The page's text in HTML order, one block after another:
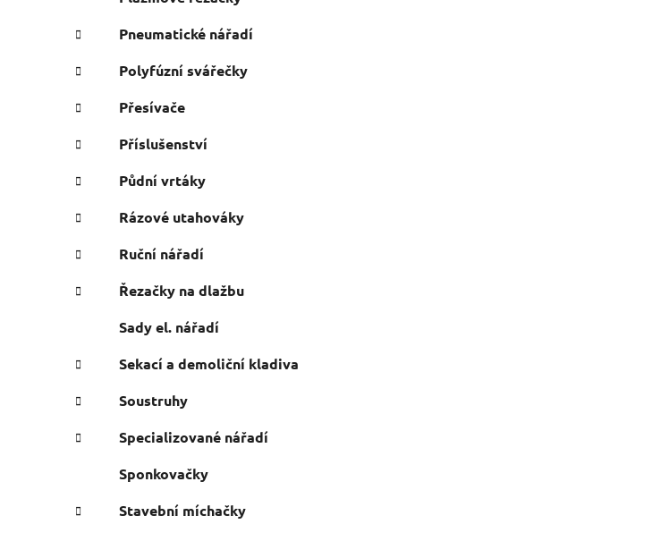
Pneumatické nářadí
Polyfúzní svářečky
Přesívače
Příslušenství
Půdní vrtáky
Rázové utahováky
Ruční nářadí
Řezačky na dlažbu
Sady el. nářadí
Sekací a demoliční kladiva
Soustruhy
Specializované nářadí
Sponkovačky
Stavební míchačky